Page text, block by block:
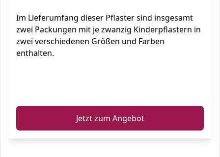
Im Lieferumfang dieser Pflaster sind insgesamt
zwei Packungen mit je zwanzig Kinderpflastern in
zwei verschiedenen Größen und Farben
enthalten.
Jetzt zum Angebot